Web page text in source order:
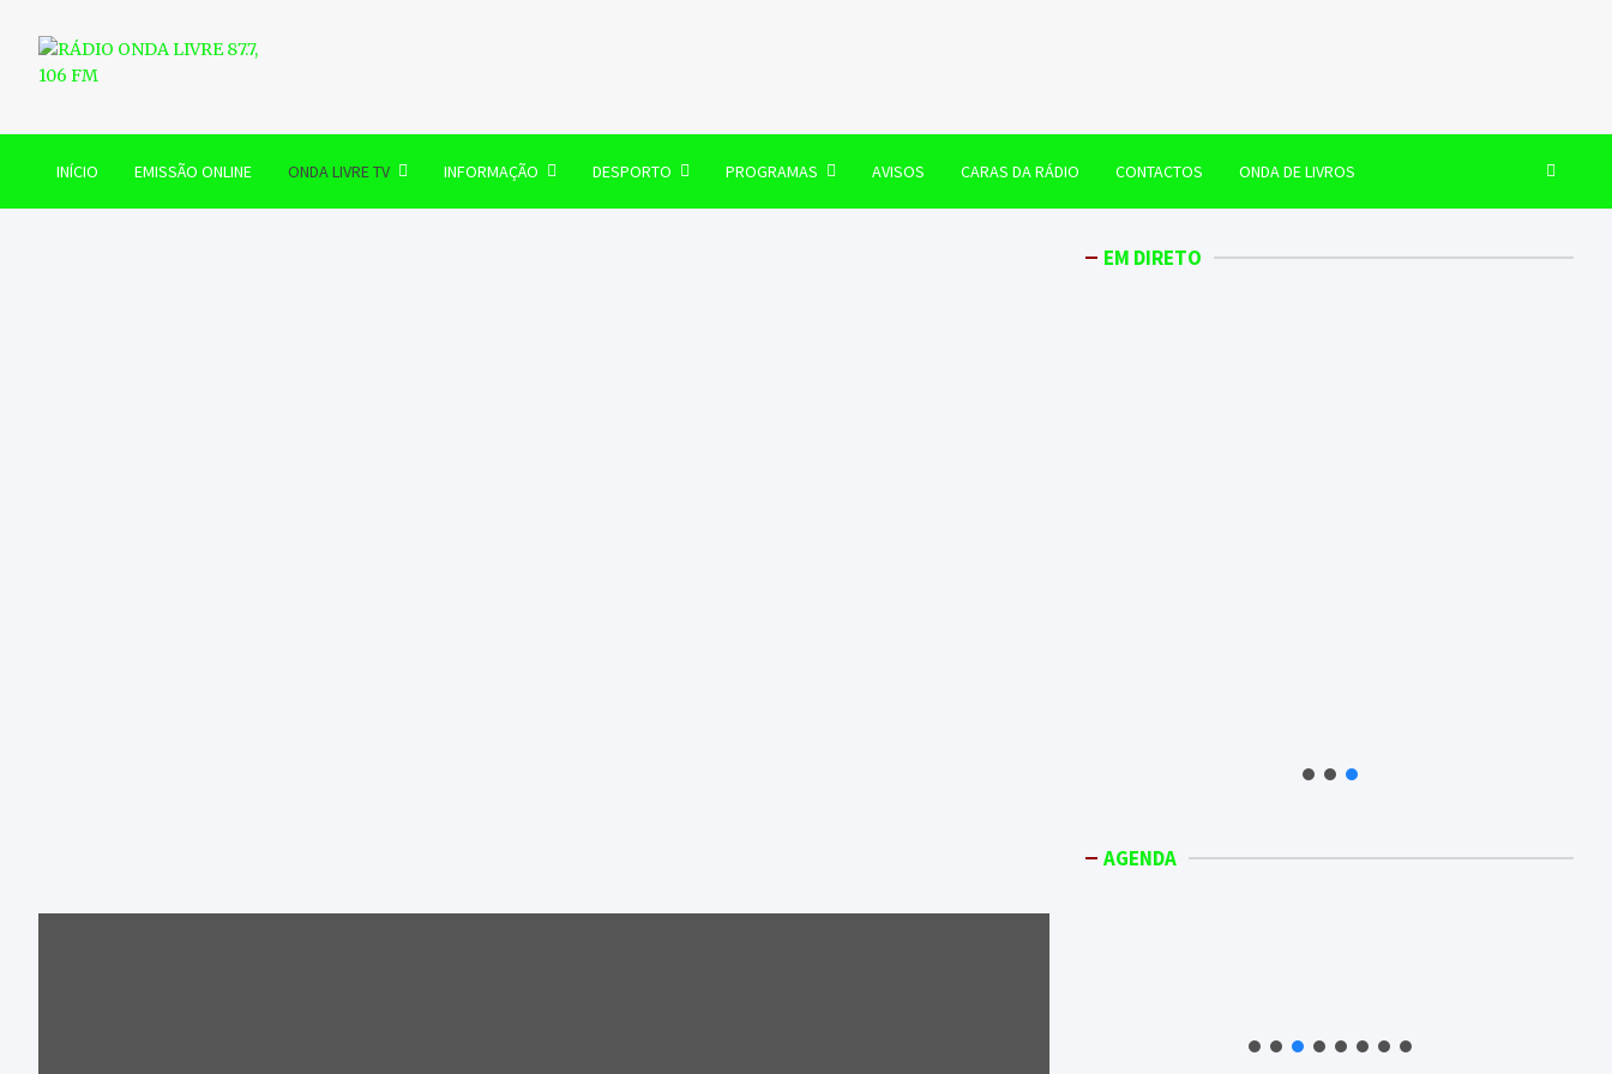
content
RÁDIO ONDA LIVRE 87.7, 106 FM
INÍCIO EMISSÃO ONLINE ONDA LIVRE TV INFORMAÇÃO DESPORTO PROGRAMAS AVISOS CARAS DA RÁDIO CONTACTOS ONDA DE LIVROS
EM DIRETO
AGENDA